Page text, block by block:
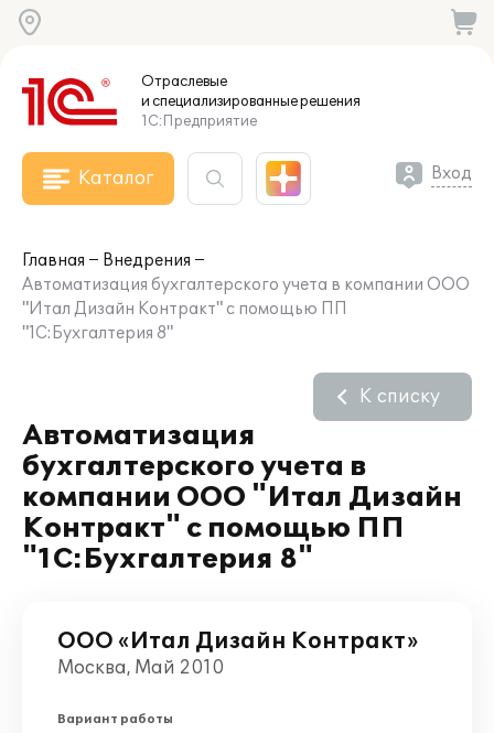
Отраслевые
и специализированныерешения
1С:Предприятие
Каталог Вход
Главная
Внедрения
Автоматизация бухгалтерского учета в компании ООО
"Итал Дизайн Контракт" с помощью ПП
"1С:Бухгалтерия 8"
Автоматизация
бухгалтерского учета в
компании ООО "Итал Дизайн
Контракт" с помощью ПП
"1С:Бухгалтерия 8"
К списку
ООО «Итал Дизайн Контракт»
Москва, Май 2010
Вариант работы